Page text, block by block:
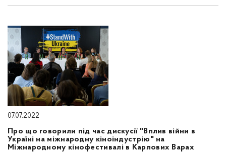
07.07.2022
Про що говорили під час дискусії "Вплив війни в
Україні на міжнародну кіноіндустрію" на
Міжнародному кінофестивалі в Карлових Варах